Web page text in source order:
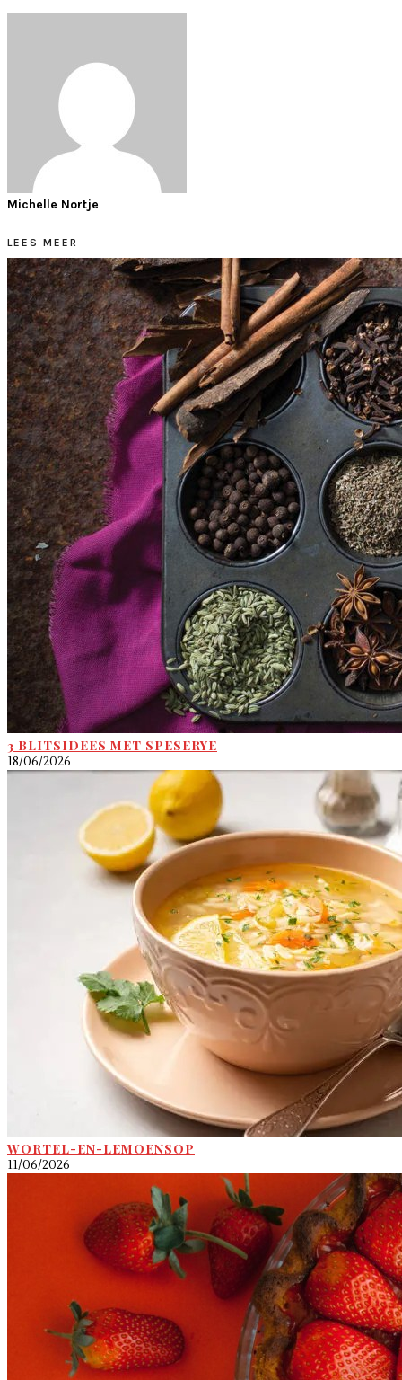
Michelle Nortje
LEES MEER
3 BLITSIDEES MET SPESERYE
18/06/2026
WORTEL-EN-LEMOENSOP
11/06/2026